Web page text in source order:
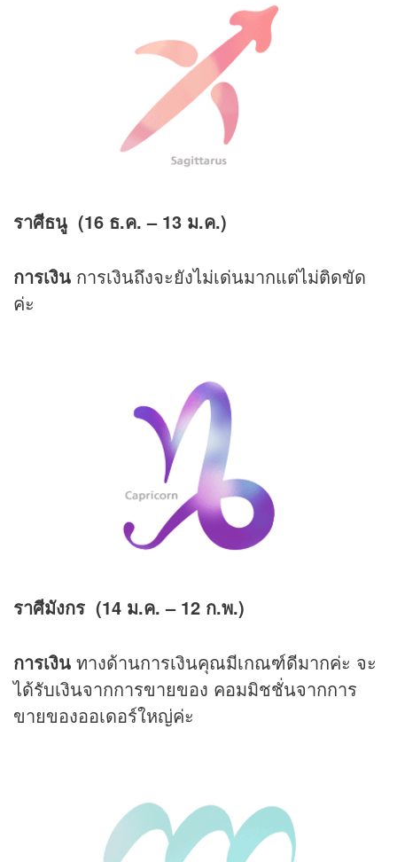
ราศีธนู (16 ธ.ค.– 13 ม.ค.)
การเงิน การเงินถึงจะยังไม่เด่นมากแต่ไม่ติดขัด
ค่ะ
ราศีมังกร (14 ม.ค.– 12 ก.พ.)
การเงิน ทางด้านการเงินคุณมีเกณฑ์ดีมากค่ะ จะ
ได้รับเงินจากการขายของ คอมมิชชั่นจากการ
ขายของออเดอร์ใหญ่ค่ะ